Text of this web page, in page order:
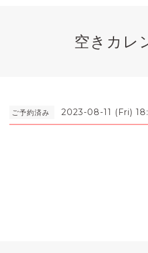
空きカレ
ご予約済み 2023-08-11 (Fri)